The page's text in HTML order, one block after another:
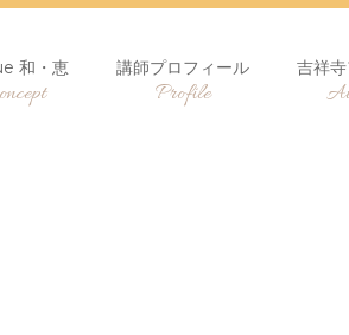
和・恵 講師プロフィール
Profile
吉祥